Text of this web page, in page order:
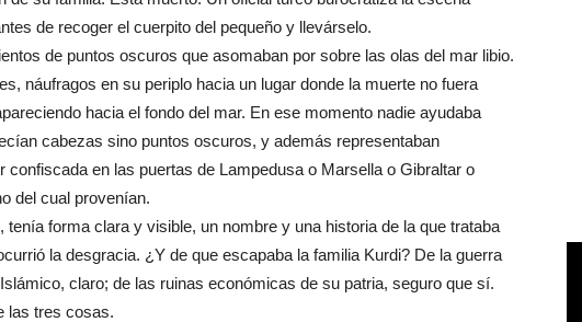
de recoger el cuerpito del pequeño y llevárselo.
de puntos oscuros que asomaban por sobre las olas del mar libio.
náufragos en su periplo hacia un lugar donde la muerte no fuera
hacia el fondo del mar. En ese momento nadie ayudaba
cabezas sino puntos oscuros, y además representaban
confiscada en las puertas de Lampedusa o Marsella o Gibraltar o
del cual provenían.
tenía forma clara y visible, un nombre y una historia de la que trataba
la desgracia. ¿Y de que escapaba la familia Kurdi? De la guerra
claro; de las ruinas económicas de su patria, seguro que sí.
las tres cosas.